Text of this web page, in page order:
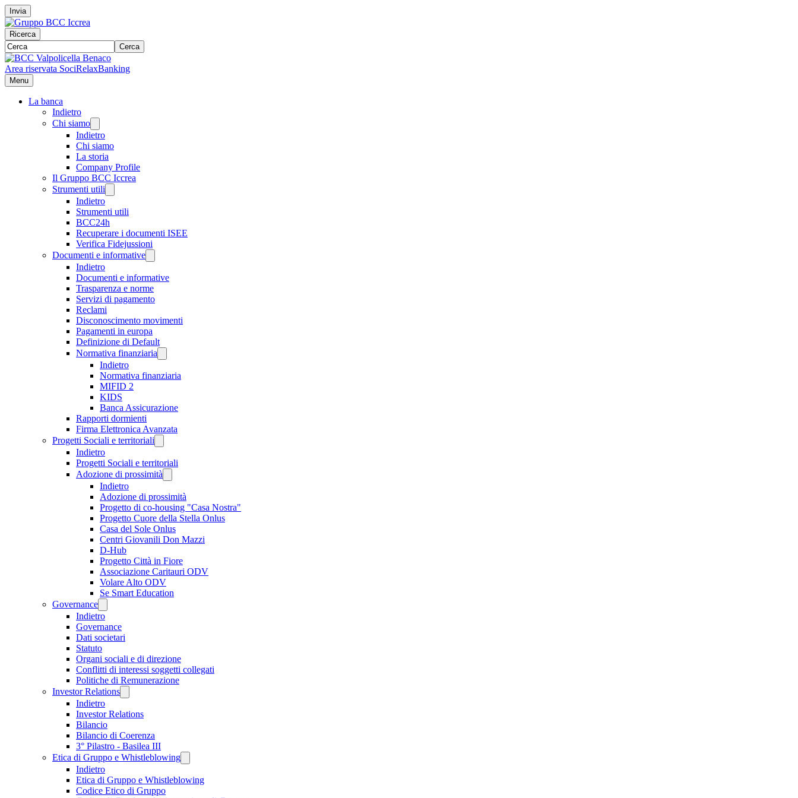
Invia
Ricerca
Cerca
Area riservata SociRelaxBanking
Menu
La banca
Indietro
Chi siamo
Indietro
Chi siamo
La storia
Company Profile
Il Gruppo BCC Iccrea
Strumenti utili
Indietro
Strumenti utili
BCC24h
Recuperare i documenti ISEE
Verifica Fidejussioni
Documenti e informative
Indietro
Documenti e informative
Trasparenza e norme
Servizi di pagamento
Reclami
Disconoscimento movimenti
Pagamenti in europa
Definizione di Default
Normativa finanziaria
Indietro
Normativa finanziaria
MIFID 2
KIDS
Banca Assicurazione
Rapporti dormienti
Firma Elettronica Avanzata
Progetti Sociali e territoriali
Indietro
Progetti Sociali e territoriali
Adozione di prossimità
Indietro
Adozione di prossimità
Progetto di co-housing "Casa Nostra"
Progetto Cuore della Stella Onlus
Casa del Sole Onlus
Centri Giovanili Don Mazzi
D-Hub
Progetto Città in Fiore
Associazione Caritauri ODV
Volare Alto ODV
Se Smart Education
Governance
Indietro
Governance
Dati societari
Statuto
Organi sociali e di direzione
Conflitti di interessi soggetti collegati
Politiche di Remunerazione
Investor Relations
Indietro
Investor Relations
Bilancio
Bilancio di Coerenza
3° Pilastro - Basilea III
Etica di Gruppo e Whistleblowing
Indietro
Etica di Gruppo e Whistleblowing
Codice Etico di Gruppo